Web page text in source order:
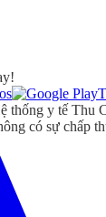
thống y tế Thu
có sự chấp